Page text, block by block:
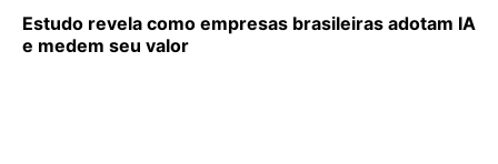
Estudo revela como empresas brasileiras adotam IA
e medem seu valor